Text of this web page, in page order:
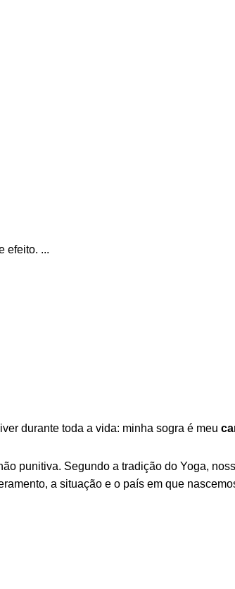
efeito. ...
durante toda a vida: minha sogra é meu
punitiva. Segundo a tradição do Yoga,
a situação e o país em que